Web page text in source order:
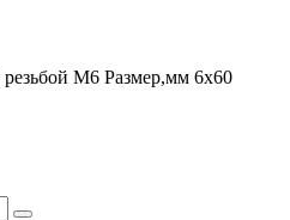
М6 Размер,мм 6х60